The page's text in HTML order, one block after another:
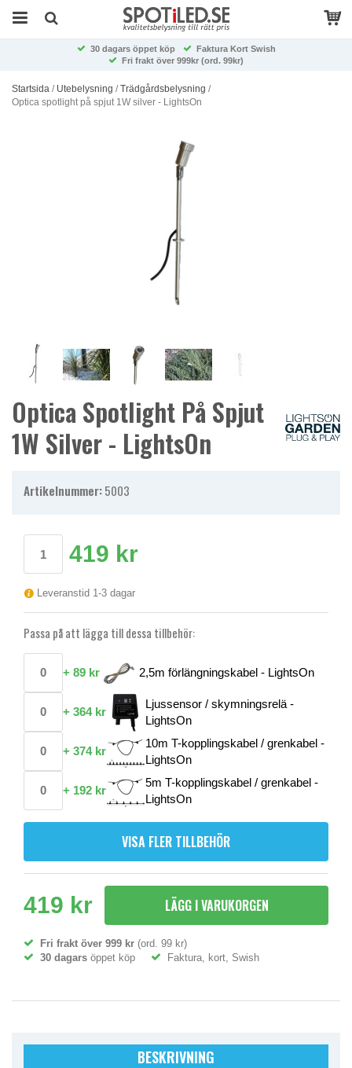
30 dagars öppet köp
Faktura Kort Swish
Fri frakt över 999kr (ord. 99kr)
Startsida / Utebelysning /Trädgårdsbelysning /
Optica spotlight på spjut 1W silver - LightsOn
Optica Spotlight På Spjut
1W Silver - LightsOn
Artikelnummer:5003
419 kr
Leveranstid 1-3 dagar
Passa på att lägga till dessa tillbehör:
+ 89 kr 2,5m förlängningskabel - LightsOn
+ 364 kr
Ljussensor / skymningsrelä -
LightsOn
+ 374 kr
10m T-kopplingskabel / grenkabel -
LightsOn
+ 192 kr
5m T-kopplingskabel / grenkabel -
LightsOn
VISA FLER TILLBEHÖR
419 kr LÄGG I VARUKORGEN
Fri frakt över 999 kr (ord. 99 kr)
30 dagars öppet köp Faktura, kort, Swish
BESKRIVNING